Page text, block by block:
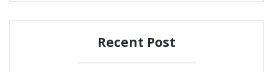
Recent Post